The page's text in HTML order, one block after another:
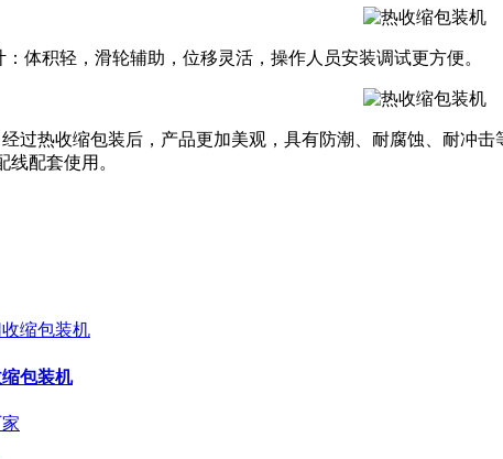
体积轻，滑轮辅助，位移灵活，操作人员安装调试更方便。
过热收缩包装后，产品更加美观，具有防潮、耐腐蚀、耐冲
配套使用。
包装机